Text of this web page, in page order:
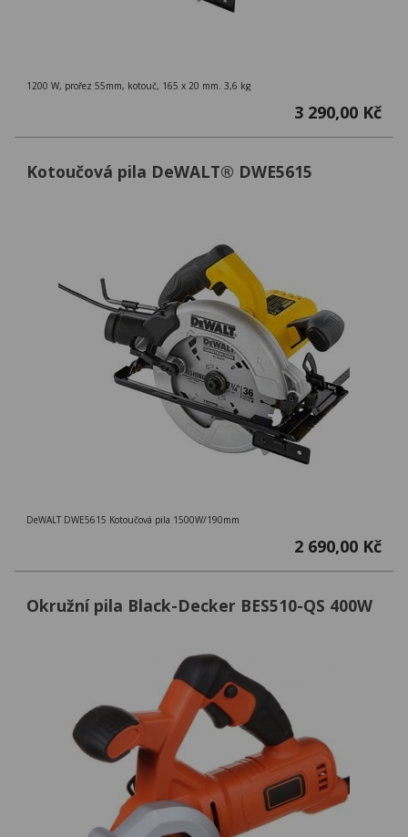
1200 W, prořez 55mm, kotouč, 165 x 20 mm. 3,6 kg
3 290,00 Kč
Kotoučová pila DeWALT® DWE5615
DeWALT DWE5615 Kotoučová pila 1500W/190mm
2 690,00 Kč
Okružní pila Black-Decker BES510-QS 400W